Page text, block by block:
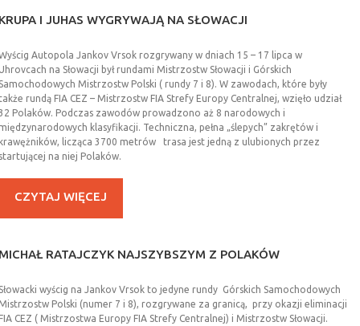
I JUHAS WYGRYWAJĄ NA SŁOWACJI
Autopola Jankov Vrsok rozgrywany w dniach 15 – 17 lipca w
na Słowacji był rundami Mistrzostw Słowacji i Górskich
Mistrzostw Polski ( rundy 7 i 8). W zawodach, które były
rundą FIA CEZ – Mistrzostw FIA Strefy Europy Centralnej, wzięło udział
Polaków. Podczas zawodów prowadzono aż 8 narodowych i
klasyfikacji. Techniczna, pełna „ślepych” zakrętów i
licząca 3700 metrów trasa jest jedną z ulubionych przez
na niej Polaków.
CZYTAJ WIĘCEJ
RATAJCZYK NAJSZYBSZYM Z POLAKÓW
wyścig na Jankov Vrsok to jedyne rundy Górskich Samochodowych
Polski (numer 7 i 8), rozgrywane za granicą, przy okazji eliminacji
CEZ ( Mistrzostwa Europy FIA Strefy Centralnej) i Mistrzostw Słowacji.